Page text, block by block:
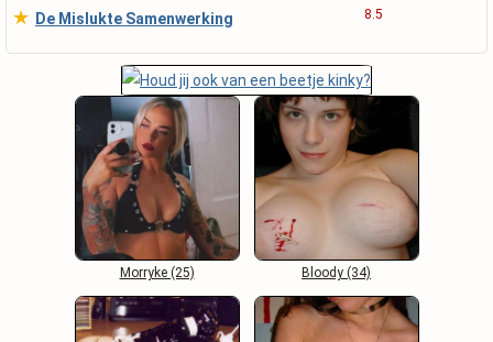
★ De Mislukte Samenwerking 8.5
Morryke (25) Bloody (34)